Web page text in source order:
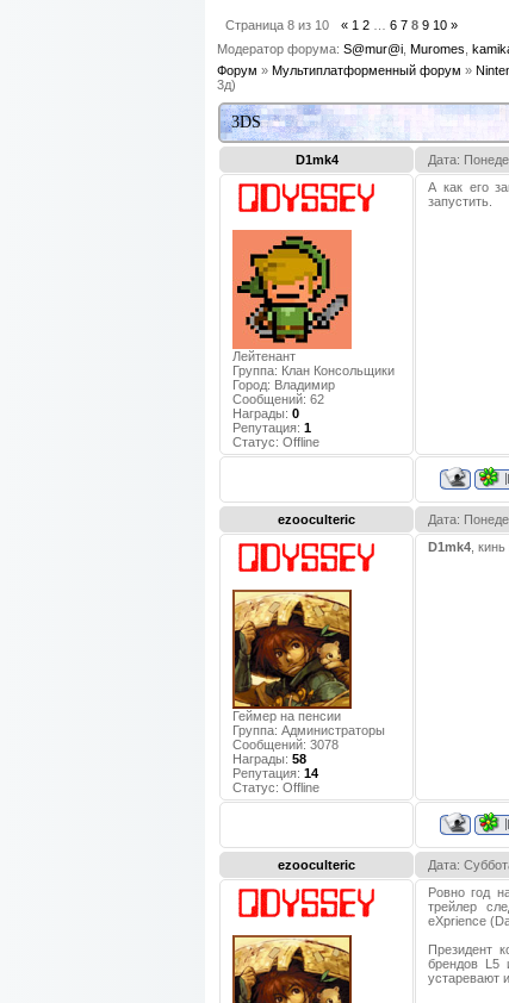
Страница 8 из 10 « 1 2 6 7 8 9 10 »
Модератор форума: S@mur@i Muromes
Форум » Мультиплатформенный форум »
3д)
3DS
D1mk4 Дата:
Лейтенант
Группа: Клан Консольщики
Город: Владимир
Сообщений: 62
Награды: 0
Репутация: 1
Статус: Offline
А как его
запустить.
ezooculteric Дата:
Геймер на пенсии
Группа: Администраторы
Сообщений: 3078
Награды: 58
Репутация: 14
Статус: Offline
D1mk4 ,
ezooculteric Дата:
Ровно год
трейлер
eXprience
Президент
брендов L5
устаревают